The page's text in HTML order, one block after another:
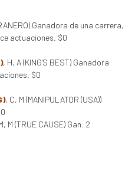
Ganadora de una carrera,
actuaciones. $0
, H, A (KING'S BEST) Ganadora
$0
, C, M (MANIPULATOR (USA))
M (TRUE CAUSE) Gan. 2